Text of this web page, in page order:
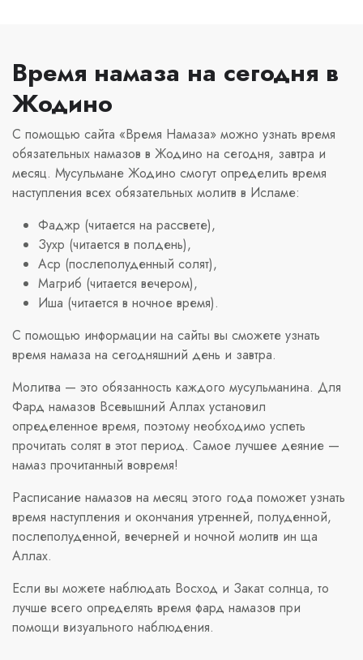
Время намаза на сегодня в
Жодино
С помощью сайта «Время Намаза» можно узнать время
обязательных намазов в Жодино на сегодня, завтра и
месяц. Мусульмане Жодино смогут определить время
наступления всех обязательных молитв в Исламе:
Фаджр (читается на рассвете),
Зухр (читается в полдень),
Аср (послеполуденный солят),
Магриб (читается вечером),
Иша (читается в ночное время).
С помощью информации на сайты вы сможете узнать
время намаза на сегодняшний день и завтра.
Молитва — это обязанность каждого мусульманина. Для
Фард намазов Всевышний Аллах установил
определенное время, поэтому необходимо успеть
прочитать солят в этот период. Самое лучшее деяние —
намаз прочитанный вовремя!
Расписание намазов на месяц этого года поможет узнать
время наступления и окончания утренней, полуденной,
послеполуденной, вечерней и ночной молитв ин ща
Аллах.
Если вы можете наблюдать Восход и Закат солнца, то
лучше всего определять время фард намазов при
помощи визуального наблюдения.